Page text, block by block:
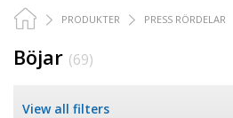
PRODUKTER PRESS RÖRDELAR
Böjar (69)
View all filters